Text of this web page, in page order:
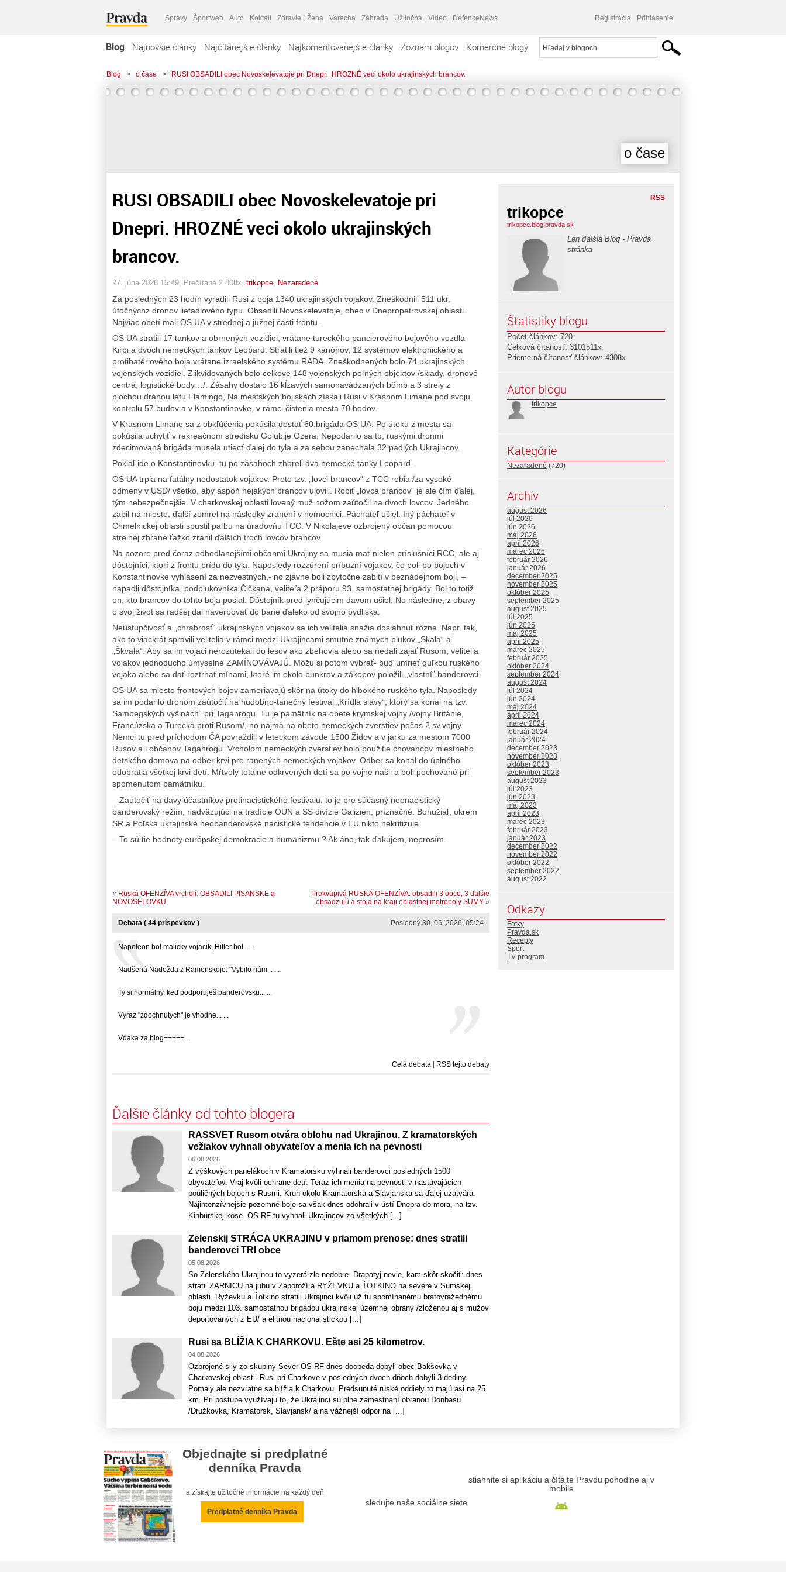
Správy Športweb Auto Koktail Zdravie Žena Varecha Záhrada Užitočná Video DefenceNews Registrácia Prihlásenie
Blog Najnovšie články Najčítanejšie články Najkomentovanejšie články Zoznam blogov Komerčné blogy
Blog > o čase > RUSI OBSADILI obec Novoskelevatoje pri Dnepri. HROZNÉ veci okolo ukrajinských brancov.
o čase
RUSI OBSADILI obec Novoskelevatoje pri
Dnepri. HROZNÉ veci okolo ukrajinských
brancov.
27. júna 2026 15:49 , Prečítané 2 808x, trikopce Nezaradené
Za posledných 23 hodín vyradili Rusi z boja 1340 ukrajinských vojakov. Zneškodnili 511 ukr.
útočnýchz dronov lietadlového typu. Obsadili Novoskelevatoje, obec v Dnepropetrovskej oblasti.
Najviac obetí mali OS UA v strednej a južnej časti frontu.
OS UA stratili 17 tankov a obrnených vozidiel, vrátane tureckého pancierového bojového vozdla
Kirpi a dvoch nemeckých tankov Leopard. Stratili tiež 9 kanónov, 12 systémov elektronického a
protibatériového boja vrátane izraelského systému RADA. Zneškodnených bolo 74 ukrajinských
vojenských vozidiel. Zlikvidovaných bolo celkove 148 vojenských poľných objektov /sklady, dronové
centrá, logistické body…/. Zásahy dostalo 16 kĺzavých samonavádzaných bômb a 3 strely z
plochou dráhou letu Flamingo, Na mestských bojiskách získali Rusi v Krasnom Limane pod svoju
kontrolu 57 budov a v Konstantinovke, v rámci čistenia mesta 70 bodov.
V Krasnom Limane sa z obkľúčenia pokúsila dostať 60.brigáda OS UA. Po úteku z mesta sa
pokúsila uchytiť v rekreačnom stredisku Golubije Ozera. Nepodarilo sa to, ruskými dronmi
zdecimovaná brigáda musela utiecť ďalej do tyla a za sebou zanechala 32 padlých Ukrajincov.
Pokiaľ ide o Konstantinovku, tu po zásahoch zhoreli dva nemecké tanky Leopard.
OS UA trpia na fatálny nedostatok vojakov. Preto tzv. „lovci brancov“ z TCC robia /za vysoké
odmeny v USD/ všetko, aby aspoň nejakých brancov ulovili. Robiť „lovca brancov“ je ale čím ďalej,
tým nebezpečnejšie. V charkovskej oblasti lovený muž nožom zaútočil na dvoch lovcov. Jedného
zabil na mieste, ďalší zomrel na následky zranení v nemocnici. Páchateľ ušiel. Iný páchateľ v
Chmelnickej oblasti spustil paľbu na úradovňu TCC. V Nikolajeve ozbrojený občan pomocou
strelnej zbrane ťažko zranil ďalších troch lovcov brancov.
Na pozore pred čoraz odhodlanejšími občanmi Ukrajiny sa musia mať nielen príslušníci RCC, ale aj
dôstojníci, ktorí z frontu prídu do tyla. Naposledy rozzúrení príbuzní vojakov, čo boli po bojoch v
Konstantinovke vyhlásení za nezvestných,- no zjavne boli zbytočne zabití v beznádejnom boji, –
napadli dôstojníka, podplukovníka Čičkana, veliteľa 2.práporu 93. samostatnej brigády. Bol to totiž
on, kto brancov do tohto boja poslal. Dôstojník pred lynčujúcim davom ušiel. No následne, z obavy
o svoj život sa radšej dal naverbovať do bane ďaleko od svojho bydliska.
Neústupčivosť a „chrabrosť“ ukrajinských vojakov sa ich velitelia snažia dosiahnuť rôzne. Napr. tak,
ako to viackrát spravili velitelia v rámci medzi Ukrajincami smutne známych plukov „Skala“ a
„Škvala“. Aby sa im vojaci nerozutekali do lesov ako zbehovia alebo sa nedali zajať Rusom, velitelia
vojakov jednoducho úmyselne ZAMÍNOVÁVAJÚ. Môžu si potom vybrať- buď umrieť guľkou ruského
vojaka alebo sa dať roztrhať mínami, ktoré im okolo bunkrov a zákopov položili „vlastní“ banderovci.
OS UA sa miesto frontových bojov zameriavajú skôr na útoky do hlbokého ruského tyla. Naposledy
sa im podarilo dronom zaútočiť na hudobno-tanečný festival „Krídla slávy“, ktorý sa konal na tzv.
Sambegských výšinách“ pri Taganrogu. Tu je pamätník na obete krymskej vojny /vojny Británie,
Francúzska a Turecka proti Rusom/, no najmä na obete nemeckých zverstiev počas 2.sv.vojny.
Nemci tu pred príchodom ČA povraždili v leteckom závode 1500 Židov a v jarku za mestom 7000
Rusov a i.občanov Taganrogu. Vrcholom nemeckých zverstiev bolo použitie chovancov miestneho
detského domova na odber krvi pre ranených nemeckých vojakov. Odber sa konal do úplného
odobratia všetkej krvi detí. Mŕtvoly totálne odkrvených detí sa po vojne našli a boli pochované pri
spomenutom pamätníku.
– Zaútočiť na davy účastníkov protinacistického festivalu, to je pre súčasný neonacistický
banderovský režim, nadväzujúci na tradície OUN a SS divízie Galizien, príznačné. Bohužiaľ, okrem
SR a Poľska ukrajinské neobanderovské nacistické tendencie v EU nikto nekritizuje.
– To sú tie hodnoty európskej demokracie a humanizmu ? Ak áno, tak ďakujem, neprosím.
Prekvapivá RUSKÁ OFENZÍVA: obsadili 3 obce, 3 ďalšie
obsadzujú a stoja na kraji oblastnej metropoly SUMY »
« Ruská OFENZÍVA vrcholí: OBSADILI PISANSKE a
NOVOSELOVKU
Posledný 30. 06. 2026, 05:24
Debata ( 44 príspevkov )
Napoleon bol malicky vojacik, Hitler bol... ...
Nadšená Nadežda z Ramenskoje: "Vybilo nám... ...
Ty si normálny, keď podporuješ banderovsku... ...
Vyraz "zdochnutych" je vhodne... ...
Vdaka za blog+++++ ...
Celá debata RSS tejto debaty
Ďalšie články od tohto blogera
RASSVET Rusom otvára oblohu nad Ukrajinou. Z kramatorských
vežiakov vyhnali obyvateľov a menia ich na pevnosti
06.08.2026
Z výškových panelákoch v Kramatorsku vyhnali banderovci posledných 1500
obyvateľov. Vraj kvôli ochrane detí. Teraz ich menia na pevnosti v nastávajúcich
pouličných bojoch s Rusmi. Kruh okolo Kramatorska a Slavjanska sa ďalej uzatvára.
Najintenzívnejšie pozemné boje sa však dnes odohrali v ústí Dnepra do mora, na tzv.
Kinburskej kose. OS RF tu vyhnali Ukrajincov zo všetkých [...]
Zelenskij STRÁCA UKRAJINU v priamom prenose: dnes stratili
banderovci TRI obce
05.08.2026
So Zelenského Ukrajinou to vyzerá zle-nedobre. Drapatyj nevie, kam skôr skočiť: dnes
stratil ZARNICU na juhu v Zaporoží a RYŽEVKU a ŤOTKINO na severe v Sumskej
oblasti. Ryževku a Ťotkino stratili Ukrajinci kvôli už tu spomínanému bratovražednému
boju medzi 103. samostatnou brigádou ukrajinskej územnej obrany /zloženou aj s mužov
deportovaných z EU/ a elitnou nacionalistickou [...]
Rusi sa BLÍŽIA K CHARKOVU. Ešte asi 25 kilometrov.
04.08.2026
Ozbrojené sily zo skupiny Sever OS RF dnes doobeda dobyli obec Bakševka v
Charkovskej oblasti. Rusi pri Charkove v posledných dvoch dňoch dobyli 3 dediny.
Pomaly ale nezvratne sa blížia k Charkovu. Predsunuté ruské oddiely to majú asi na 25
km. Pri postupe využívajú to, že Ukrajinci sú plne zamestnaní obranou Donbasu
/Družkovka, Kramatorsk, Slavjansk/ a na vážnejší odpor na [...]
RSS
trikopce
trikopce.blog.pravda.sk
Len ďalšia Blog - Pravda
stránka
Štatistiky blogu
Počet článkov: 720
Celková čítanosť: 3101511x
Priemerná čítanosť článkov: 4308x
Autor blogu
trikopce
Kategórie
Nezaradené (720)
Archív
august 2026
júl 2026
jún 2026
máj 2026
apríl 2026
marec 2026
február 2026
január 2026
december 2025
november 2025
október 2025
september 2025
august 2025
júl 2025
jún 2025
máj 2025
apríl 2025
marec 2025
február 2025
október 2024
september 2024
august 2024
júl 2024
jún 2024
máj 2024
apríl 2024
marec 2024
február 2024
január 2024
december 2023
november 2023
október 2023
september 2023
august 2023
júl 2023
jún 2023
máj 2023
apríl 2023
marec 2023
február 2023
január 2023
december 2022
november 2022
október 2022
september 2022
august 2022
Odkazy
Fotky
Pravda.sk
Recepty
Šport
TV program
Objednajte si predplatné
denníka Pravda
a získajte užitočné informácie na každý deň
Predplatné denníka Pravda
sledujte naše sociálne siete
stiahnite si aplikáciu a čítajte Pravdu pohodlne aj v
mobile